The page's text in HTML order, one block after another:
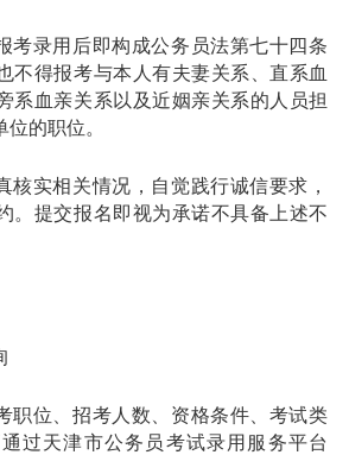
考录用后即构成公务员法第七十四条
不得报考与本人有夫妻关系、直系血
系血亲关系以及近姻亲关系的人员担
的职位。
核实相关情况，自觉践行诚信要求，
。提交报名即视为承诺不具备上述不
职位、招考人数、资格条件、考试类
过天津市公务员考试录用服务平台